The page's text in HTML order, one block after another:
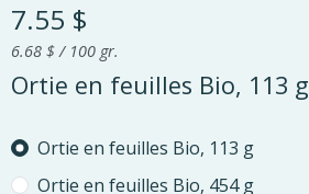
7.55 $
6.68 $ / 100 gr.
Ortie en feuilles Bio, 113 g
Please select
Ortie en feuilles Bio, 113 g
Ortie en feuilles Bio, 454 g